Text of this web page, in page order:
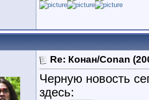
Re: Конан/Conan
Черную новость
здесь: